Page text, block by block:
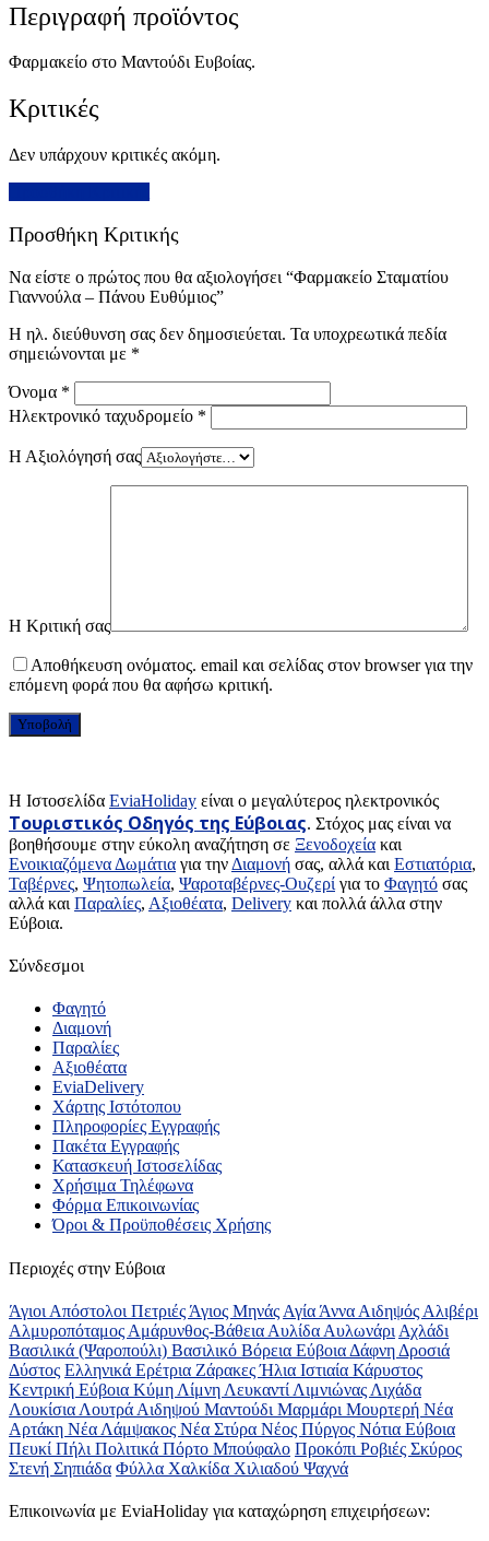
Περιγραφή προϊόντος
Φαρμακείο στο Μαντούδι Ευβοίας.
Κριτικές
Δεν υπάρχουν κριτικές ακόμη.
Προσθήκη Κριτικής
Να είστε ο πρώτος που θα αξιολογήσει “Φαρμακείο Σταματίου
Γιαννούλα – Πάνου Ευθύμιος”
Η ηλ. διεύθυνση σας δεν δημοσιεύεται. Τα υποχρεωτικά πεδία
σημειώνονται με *
Όνομα *
Ηλεκτρονικό ταχυδρομείο *
Η Αξιολόγησή σας
Η Κριτική σας
Αποθήκευση ονόματος. email και σελίδας στον browser για την
επόμενη φορά που θα αφήσω κριτική.
H Ιστοσελίδα EviaHoliday είναι ο μεγαλύτερος ηλεκτρονικός
Τουριστικός Οδηγός της Εύβοιας. Στόχος μας είναι να
βοηθήσουμε στην εύκολη αναζήτηση σε Ξενοδοχεία και
Ενοικιαζόμενα Δωμάτια για την Διαμονή σας, αλλά και Εστιατόρια,
Ταβέρνες, Ψητοπωλεία, Ψαροταβέρνες-Ουζερί για το Φαγητό σας
αλλά και Παραλίες, Αξιοθέατα, Delivery και πολλά άλλα στην
Εύβοια.
Σύνδεσμοι
Φαγητό
Διαμονή
Παραλίες
Αξιοθέατα
EviaDelivery
Χάρτης Ιστότοπου
Πληροφορίες Εγγραφής
Πακέτα Εγγραφής
Κατασκευή Ιστοσελίδας
Χρήσιμα Τηλέφωνα
Φόρμα Επικοινωνίας
Όροι & Προϋποθέσεις Xρήσης
Περιοχές στην Εύβοια
Άγιοι Απόστολοι Πετριές Άγιος Μηνάς Αγία Άννα Αιδηψός Αλιβέρι
Αλμυροπόταμος Αμάρυνθος-Βάθεια Αυλίδα Αυλωνάρι Αχλάδι
Βασιλικά (Ψαροπούλι) Βασιλικό Βόρεια Εύβοια Δάφνη Δροσιά
Δύστος Ελληνικά Ερέτρια ΖάρακεςΉλια Ιστιαία Κάρυστος
Κεντρική Εύβοια Κύμη Λίμνη Λευκαντί Λιμνιώνας Λιχάδα
Λουκίσια Λουτρά Αιδηψού Μαντούδι Μαρμάρι Μουρτερή Νέα
Αρτάκη Νέα Λάμψακος Νέα Στύρα Νέος Πύργος Νότια Εύβοια
Πευκί Πήλι Πολιτικά Πόρτο Μπούφαλο Προκόπι Ροβιές Σκύρος
Στενή Σηπιάδα Φύλλα Χαλκίδα Χιλιαδού Ψαχνά
Επικοινωνία με ΕviaHoliday για καταχώρηση επιχειρήσεων: